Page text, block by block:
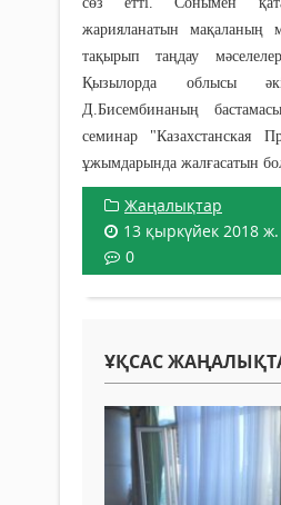
жарияланатын мақаланың
тақырып таңдау
Қызылорда облысы
Д.Бисембинаның
семинар "Казахстанская
ұжымдарында жалғасатын
Жаңалықтар
13 қыркүйек 2018 ж.
0
ҰҚСАС